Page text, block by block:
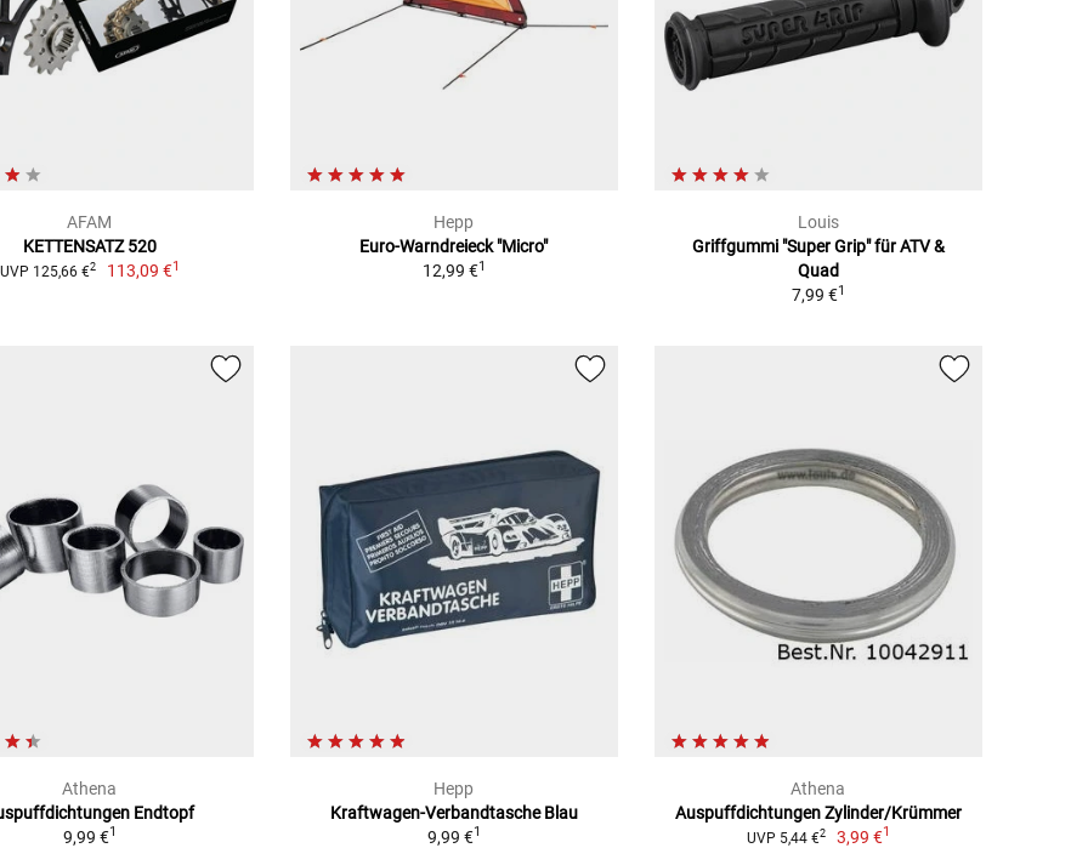
AFAM
KETTENSATZ 520
UVP 125,66 €2 113,09 €1
Hepp
Euro-Warndreieck "Micro"
12,99 €1
Louis
Griffgummi "Super Grip" für ATV &
Quad
7,99 €1
Athena
Endtopf
9,99 €1
Hepp
Kraftwagen-Verbandtasche Blau
9,99 €1
Athena
Auspuffdichtungen Zylinder/Krümmer
UVP 5,44 €2 3,99 €1